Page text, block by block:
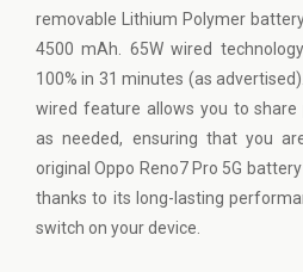
removable Lithium Polymer
4500 mAh. 65W wired
100% in 31 minutes (as
wired feature allows you to
as needed, ensuring that you
original Oppo Reno7 Pro 5G
thanks to its long-lasting
switch on your device.